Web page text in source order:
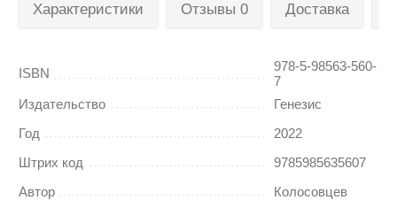
Характеристики Отзывы 0 Доставка
ISBN
978-5-98563-560-
7
Издательство
Генезис
Год
2022
Штрих код
9785985635607
Автор
Колосовцев